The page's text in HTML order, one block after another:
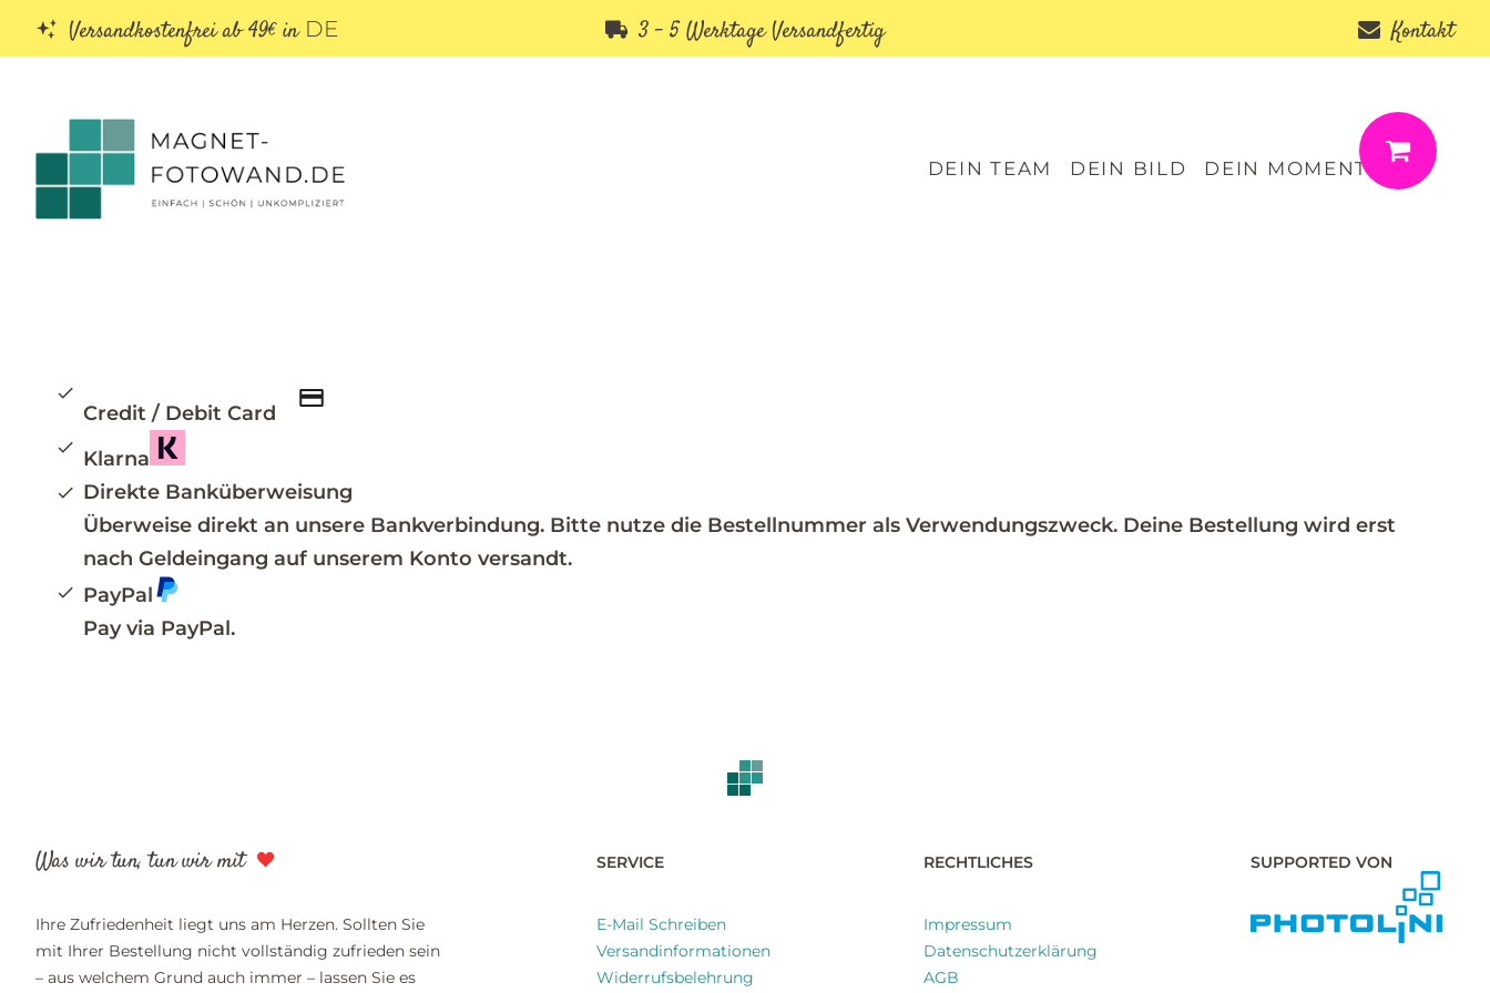
Versandkostenfrei ab 49€ in DE 3 - 5 Werktage Versandfertig Kontakt
DEIN TEAM DEIN BILD DEIN MOMENT
Credit / Debit Card
Klarna
Direkte Banküberweisung
Überweise direkt an unsere Bankverbindung. Bitte nutze die Bestellnummer als Verwendungszweck. Deine Bestellung wird erst
nach Geldeingang auf unserem Konto versandt.
PayPal
Pay via PayPal.
Was wir tun, tun wir mit
Ihre Zufriedenheit liegt uns am Herzen. Sollten Sie
mit Ihrer Bestellung nicht vollständig zufrieden sein
– aus welchem Grund auch immer – lassen Sie es
SERVICE
E-Mail Schreiben
Versandinformationen
Widerrufsbelehrung
RECHTLICHES
Impressum
Datenschutzerklärung
AGB
SUPPORTED VON